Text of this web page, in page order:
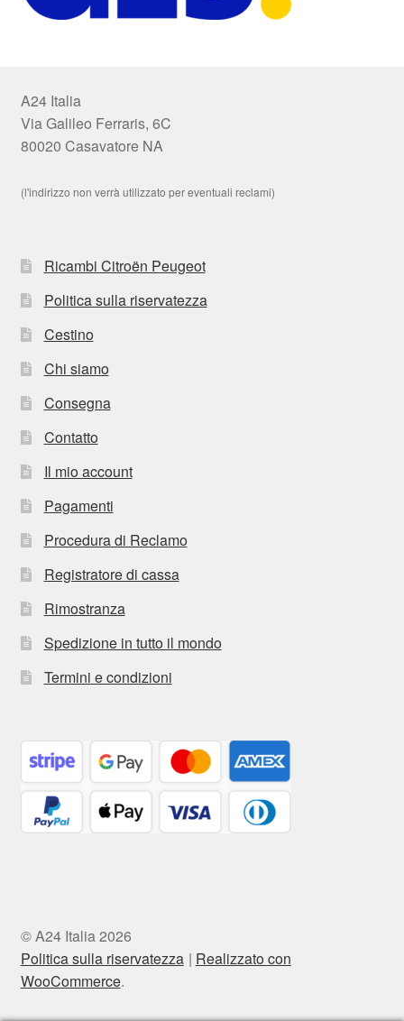
A24 Italia
Via Galileo Ferraris, 6C
80020 Casavatore NA
(l'indirizzo non verrà utilizzato per eventuali reclami)
Ricambi Citroën Peugeot
Politica sulla riservatezza
Cestino
Chi siamo
Consegna
Contatto
Il mio account
Pagamenti
Procedura di Reclamo
Registratore di cassa
Rimostranza
Spedizione in tutto il mondo
Termini e condizioni
© A24 Italia 2026
Politica sulla riservatezza
Realizzato con
WooCommerce.